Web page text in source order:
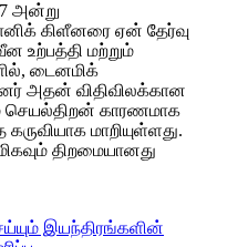
அன்று
கிளீனரை ஏன் தேர்வு
உற்பத்தி மற்றும்
டைனமிக்
அதன் விதிவிலக்கான
செயல்திறன் காரணமாக
கருவியாக மாறியுள்ளது.
திறமையானது